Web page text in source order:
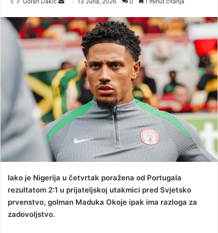
n
d
a
n
e
m
a
l
Iako je Nigerija u četvrtak poražena od Portugala
rezultatom 2:1 u prijateljskoj utakmici pred Svjetsko
prvenstvo, golman Maduka Okoje ipak ima razloga za
zadovoljstvo.